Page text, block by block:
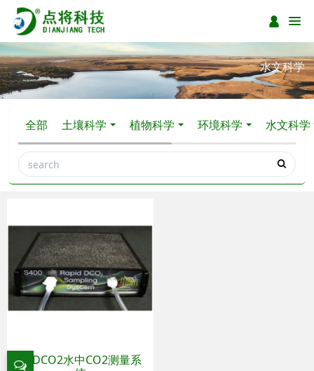
水文科学
全部 土壤科学 植物科学 环境科学 水文科学
Q-DCO2水中CO2测量系